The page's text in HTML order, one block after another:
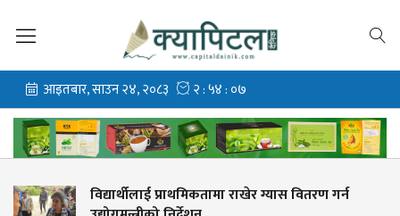
राखेर ग्यास वितरण गर्न
नेपालले